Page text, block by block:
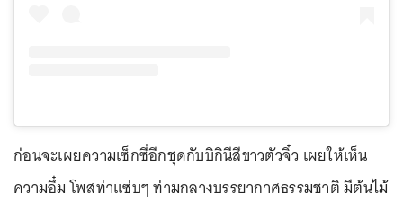
ก่อนจะเผยความเซ็กซี่อีกชุดกับบิกินีสีขาวตัวจิ๋ว เผยให้เห็น
ความอึ๋ม โพสท่าแซ่บๆ ท่ามกลางบรรยากาศธรรมชาติ มีต้นไม้